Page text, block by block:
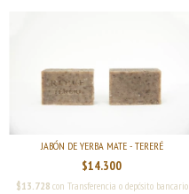
JABÓN DE YERBA MATE - TERERÉ
$14.300
$13.728 con Transferencia o depósito bancario